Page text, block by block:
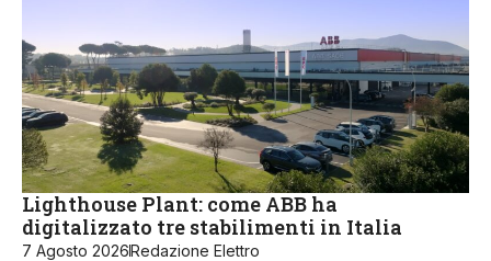
Lighthouse Plant: come ABB ha
digitalizzato tre stabilimenti in Italia
7 Agosto 2026Redazione Elettro